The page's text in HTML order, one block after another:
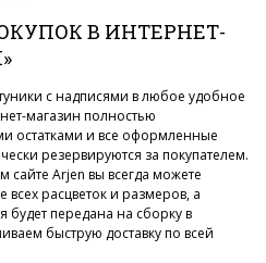
В ИНТЕРНЕТ-
с надписями в любое удобное
магазин полностью
остатками и все оформленные
резервируются за покупателем.
сайте Arjen вы всегда можете
всех расцветок и размеров, а
передана на сборку в
быструю доставку по всей